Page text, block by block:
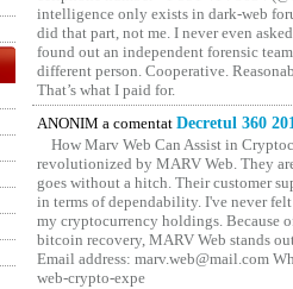
intelligence only exists in dark-web
did that part, not me. I never even
found out an independent forensic
different person. Cooperative.
That’s what I paid for.
ANONIM a comentat Decretul 360
How Marv Web Can Assist in
revolutionized by MARV Web. They
goes without a hitch. Their customer
in terms of dependability. I've never
my cryptocurrency holdings. Because
bitcoin recovery, MARV Web stands
Email address: marv.web@mail.com
web-crypto-expe